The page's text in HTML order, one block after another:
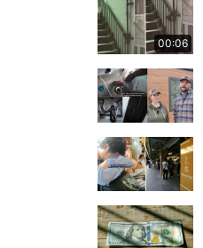
00:06